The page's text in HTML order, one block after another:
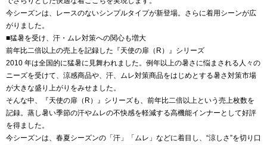
今シーズンは、レースのないシンプルタイプが新登場。さらに着用シーンが広
がりました。
■猛暑を受け、汗・ムレ対策への関心も増大
前年比二倍以上の売上を記録した『天使の扉（R）』シリーズ
2010 年は全国的に猛暑に見舞われました。例年以上の暑さに悩まされる人々の
ニーズを受けて、涼感商品や、汗、ムレ対策商品をはじめとする暑さ対策市場
が大きな盛り上がりをみせました。
そんな中、『天使の扉（R）』シリーズも、前年比二倍以上という売上枚数を
記録。蒸し暑い季節の汗やムレの不快感を軽減する高機能インナーとして好評
を得ました。
今シーズンは、春夏シーズンの「汗」「ムレ」などに着目し、“涼しさ”を切り口